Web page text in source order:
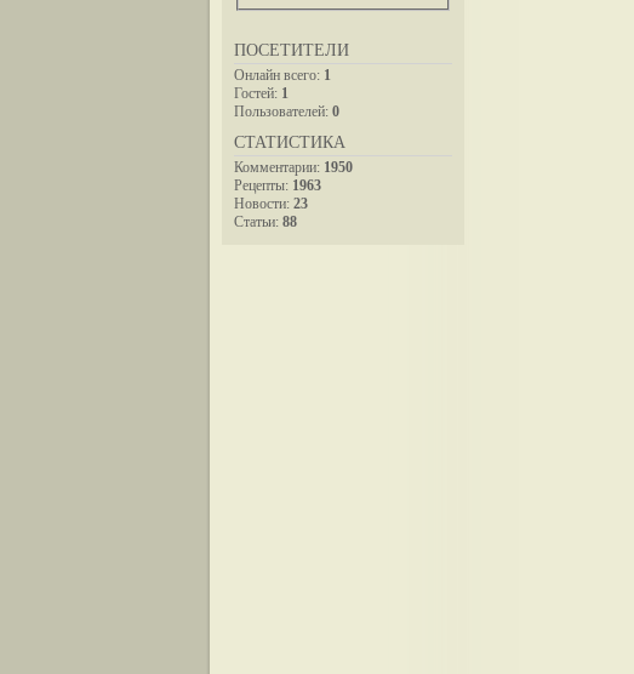
ПОСЕТИТЕЛИ
Онлайн всего: 1
Гостей: 1
Пользователей: 0
СТАТИСТИКА
Комментарии: 1950
Рецепты: 1963
Новости: 23
Статьи: 88